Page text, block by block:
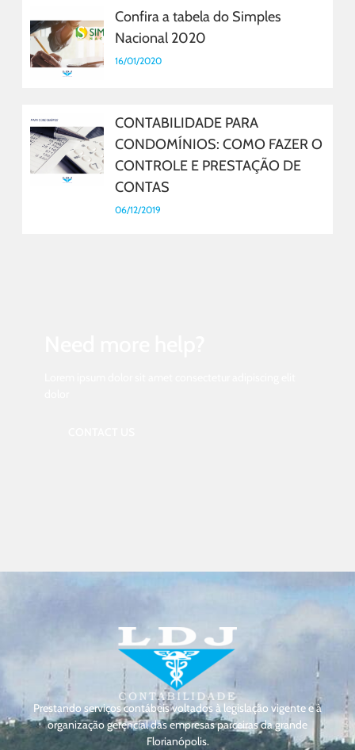
Confira a tabela do Simples
Nacional 2020
16/01/2020
CONTABILIDADE PARA
CONDOMÍNIOS: COMO FAZER O
CONTROLE E PRESTAÇÃO DE
CONTAS
06/12/2019
Prestando serviços contábeis voltados à legislação vigente e à
organização gerencial das empresas parceiras da grande
Florianópolis.